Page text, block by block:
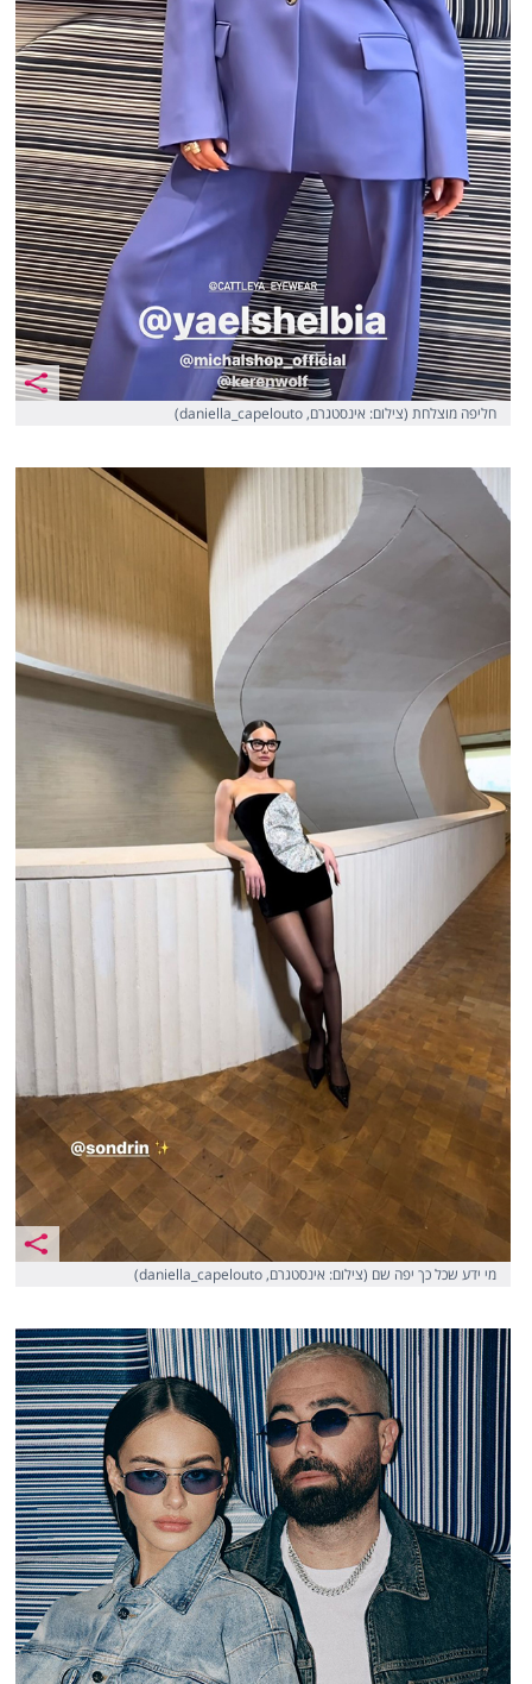
חליפה מוצלחת (צילום: אינסטגרם, daniella_capelouto)
מי ידע שכל כך יפה שם (צילום: אינסטגרם, daniella_capelouto)